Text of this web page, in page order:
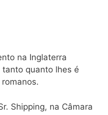
na Inglaterra
quanto lhes é
Shipping, na Câmara